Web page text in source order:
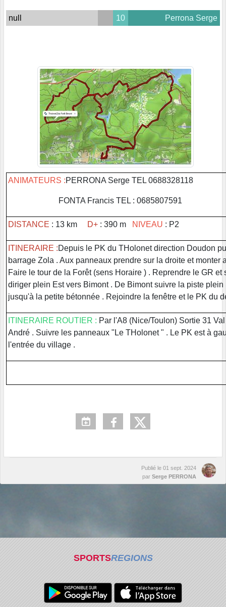
null 10 Perrona Serge
ANIMATEURS :PERRONA Serge TEL 0688328118
FONTA Francis TEL : 0685807591
DISTANCE : 13 km D+ : 390 m NIVEAU : P2
ITINERAIRE :Depuis le PK du THolonet direction Doudon
barrage Zola . Aux panneaux prendre sur la droite et monter
Faire le tour de la Forêt (sens Horaire ) . Reprendre le GR et
diriger plein Est vers Bimont . De Bimont suivre la piste plein
jusqu'à la petite bétonnée . Rejoindre la fenêtre et le PK du
ITINERAIRE ROUTIER : Par l'A8 (Nice/Toulon) Sortie 31
André . Suivre les panneaux "Le THolonet " . Le PK est à
l'entrée du village .
Publié le 01 sept. 2024
par Serge PERRONA
SPORTSREGIONS